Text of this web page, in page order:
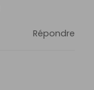
Répondre